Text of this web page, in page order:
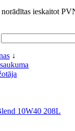
ieskaitot
↓
10W40 208L